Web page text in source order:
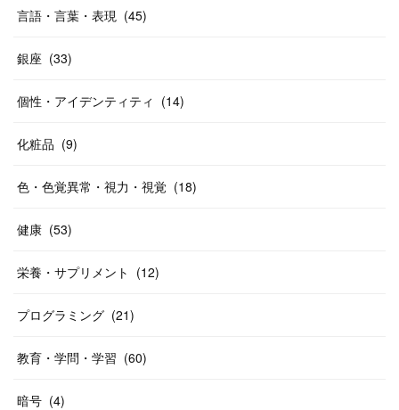
言語・言葉・表現 (45)
銀座 (33)
個性・アイデンティティ (14)
化粧品 (9)
色・色覚異常・視力・視覚 (18)
健康 (53)
栄養・サプリメント (12)
プログラミング (21)
教育・学問・学習 (60)
暗号 (4)